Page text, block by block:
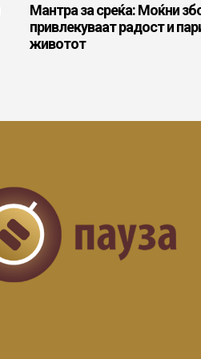
Мантра за среќа: Моќни
привлекуваат радост и
животот